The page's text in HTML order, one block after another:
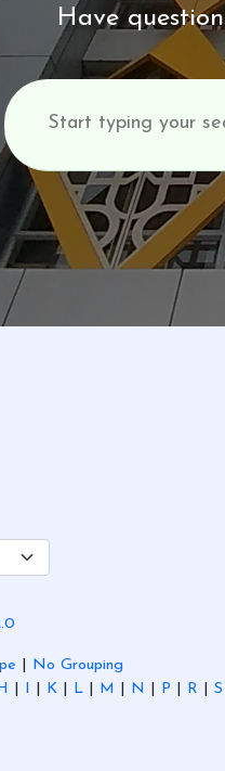
Have
No Grouping
I K L M N P R S